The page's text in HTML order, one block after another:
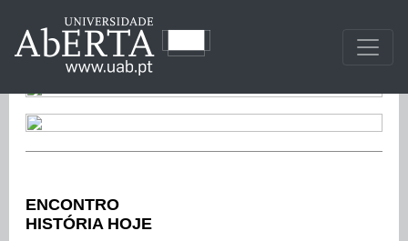
ENCONTRO
HISTÓRIA HOJE